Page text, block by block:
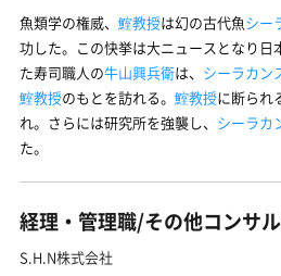
魚類学の権威、 鰘教授は幻の古代魚シー
功した。この快挙は大ニュースとなり
た寿司職人の牛山興兵衛は、 シーラカン
鰘教授のもとを訪れる。 鰘教授に断られ
れ。さらには研究所を強襲し、 シーラカ
た。
経理・管理職/その他コンサ
S.H.N株式会社